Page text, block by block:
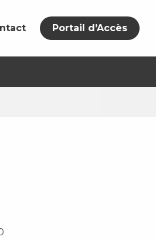
Portail d’Accès